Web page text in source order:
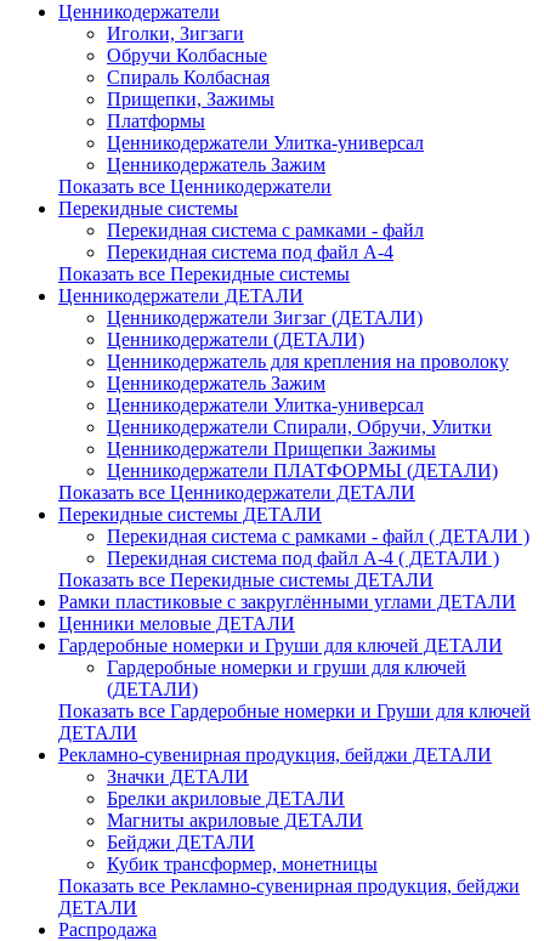
Ценникодержатели
Иголки, Зигзаги
Обручи Колбасные
Cпираль Колбасная
Прищепки, Зажимы
Платформы
Ценникодержатели Улитка-универсал
Ценникодержатель Зажим
Показать все Ценникодержатели
Перекидные системы
Перекидная система с рамками - файл
Перекидная система под файл А-4
Показать все Перекидные системы
Ценникодержатели ДЕТАЛИ
Ценникодержатели Зигзаг (ДЕТАЛИ)
Ценникодержатели (ДЕТАЛИ)
Ценникодержатель для крепления на проволоку
Ценникодержатель Зажим
Ценникодержатели Улитка-универсал
Ценникодержатели Спирали, Обручи, Улитки
Ценникодержатели Прищепки Зажимы
Ценникодержатели ПЛАТФОРМЫ (ДЕТАЛИ)
Показать все Ценникодержатели ДЕТАЛИ
Перекидные системы ДЕТАЛИ
Перекидная система с рамками - файл ( ДЕТАЛИ )
Перекидная система под файл А-4 ( ДЕТАЛИ )
Показать все Перекидные системы ДЕТАЛИ
Рамки пластиковые c закруглёнными углами ДЕТАЛИ
Ценники меловые ДЕТАЛИ
Гардеробные номерки и Груши для ключей ДЕТАЛИ
Гардеробные номерки и груши для ключей
(ДЕТАЛИ)
Показать все Гардеробные номерки и Груши для ключей
ДЕТАЛИ
Рекламно-сувенирная продукция, бейджи ДЕТАЛИ
Значки ДЕТАЛИ
Брелки акриловые ДЕТАЛИ
Магниты акриловые ДЕТАЛИ
Бейджи ДЕТАЛИ
Кубик трансформер, монетницы
Показать все Рекламно-сувенирная продукция, бейджи
ДЕТАЛИ
Распродажа